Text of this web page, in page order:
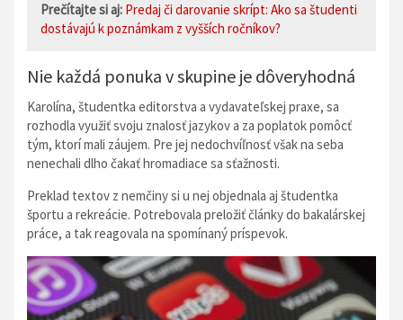
Prečítajte si aj: Predaj či darovanie skrípt: Ako sa študenti
dostávajú k poznámkam z vyšších ročníkov?
Nie každá ponuka v skupine je dôveryhodná
Karolína, študentka editorstva a vydavateľskej praxe, sa
rozhodla využiť svoju znalosť jazykov a za poplatok pomôcť
tým, ktorí mali záujem. Pre jej nedochvíľnosť však na seba
nenechali dlho čakať hromadiace sa sťažnosti.
Preklad textov z nemčiny si u nej objednala aj študentka
športu a rekreácie. Potrebovala preložiť články do bakalárskej
práce, a tak reagovala na spomínaný príspevok.